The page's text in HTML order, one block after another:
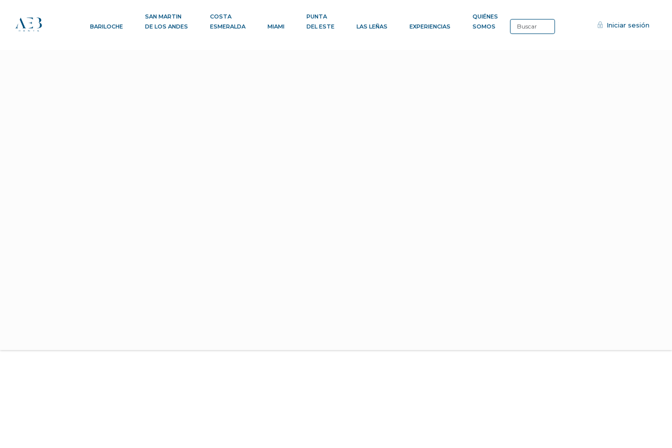
BARILOCHE
SAN MARTIN
DE LOS ANDES
COSTA
ESMERALDA
MIAMI
PUNTA
DEL ESTE
LAS LEÑAS EXPERIENCIAS
QUIÉNES
SOMOS
Iniciar sesión